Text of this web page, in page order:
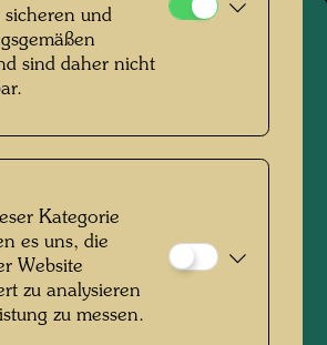
im Rosenpark
Unknown
Archiv
sicheren und
sind daher nicht
Kategorie
es uns, die
Website
zu analysieren
zu messen.